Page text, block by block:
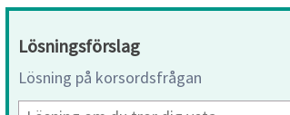
Lösningsförslag
Lösning på korsordsfrågan